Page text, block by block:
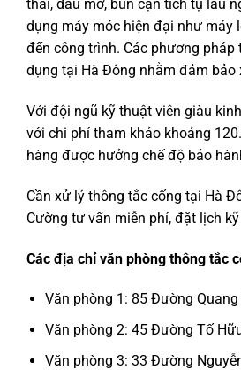
thải, dầu mỡ, bùn cặn tích tụ lâu
dụng máy móc hiện đại như máy
đến công trình. Các phương
dụng tại Hà Đông nhằm đảm bảo
Với đội ngũ kỹ thuật viên giàu
với chi phí tham khảo khoảng
hàng được hưởng chế độ bảo
Cần xử lý thông tắc cống tại Hà
Cường tư vấn miễn phí, đặt lịch
Các địa chỉ văn phòng thông tắc
Văn phòng 1: 85 Đường
Văn phòng 2: 45 Đường Tố
Văn phòng 3: 33 Đường